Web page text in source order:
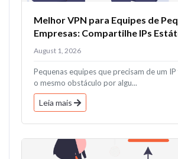
Melhor VPN para Equipes de
Empresas: Compartilhe IPs
Todos
August 1, 2026
Pequenas equipes que precisam de um
o mesmo obstáculo por algu...
Leia mais